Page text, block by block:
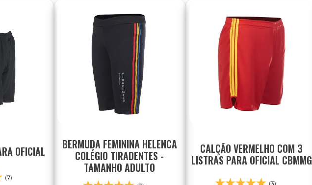
OFICIAL
(7)
BERMUDA FEMININA HELENCA
COLÉGIO TIRADENTES -
TAMANHO ADULTO
CALÇÃO VERMELHO COM 3
LISTRAS PARA OFICIAL CBMMG
(3)